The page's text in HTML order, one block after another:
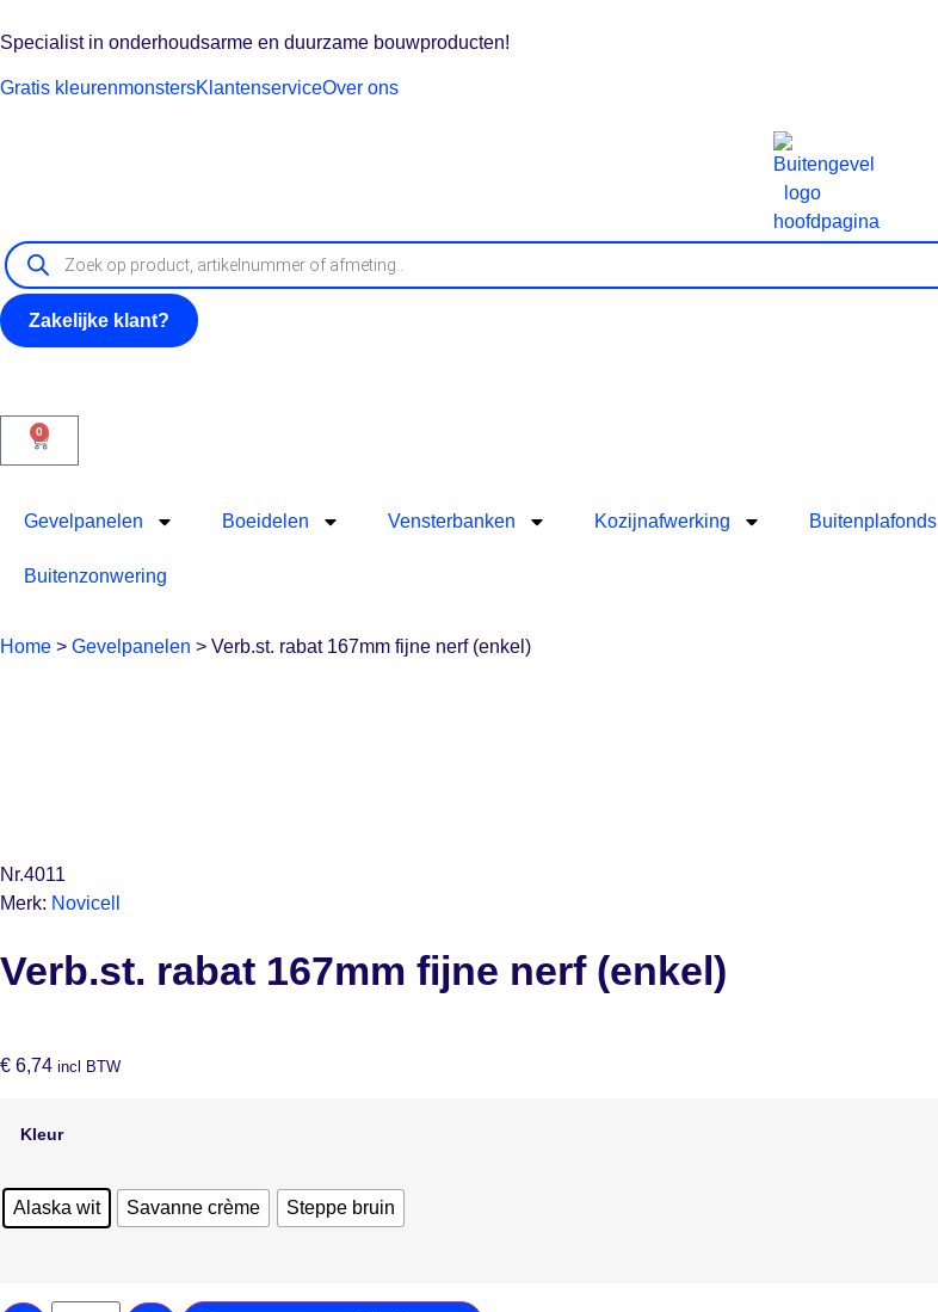
Specialist in onderhoudsarme en duurzame bouwproducten!
Gratis kleurenmonstersKlantenserviceOver ons
Zakelijke klant?
0
Gevelpanelen Boeidelen Vensterbanken Kozijnafwerking Buitenplafonds
Buitenzonwering
Home > Gevelpanelen > Verb.st. rabat 167mm fijne nerf (enkel)
Nr.4011
Merk: Novicell
Verb.st. rabat 167mm fijne nerf (enkel)
€ 6,74 incl BTW
Kleur
Alaska wit Savanne crème Steppe bruin